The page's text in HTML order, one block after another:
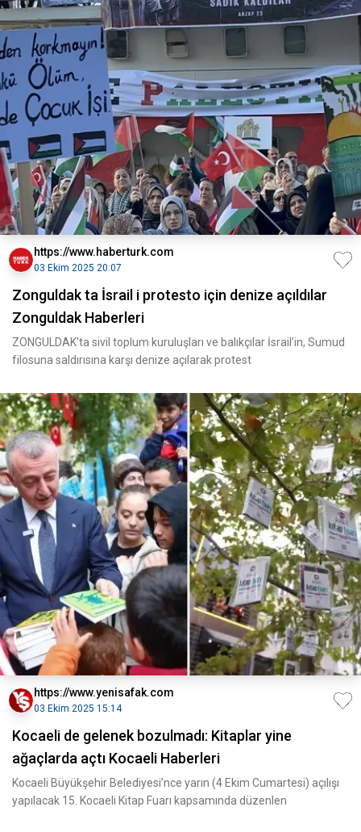
https://www.haberturk.com
03 Ekim 2025 20:07
Zonguldak ta İsrail i protesto için denize açıldılar
Zonguldak Haberleri
ZONGULDAK'ta sivil toplum kuruluşları ve balıkçılar İsrail’in, Sumud
filosuna saldırısına karşı denize açılarak protest
https://www.yenisafak.com
03 Ekim 2025 15:14
Kocaeli de gelenek bozulmadı: Kitaplar yine
ağaçlarda açtı Kocaeli Haberleri
Kocaeli Büyükşehir Belediyesi’nce yarın (4 Ekim Cumartesi) açılışı
yapılacak 15. Kocaeli Kitap Fuarı kapsamında düzenlen